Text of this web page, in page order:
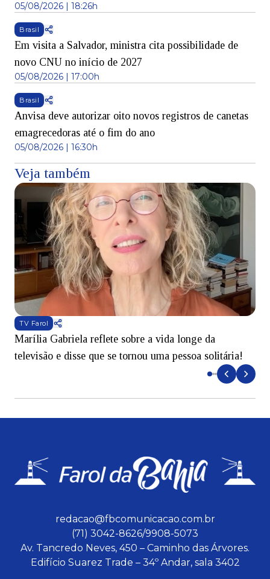
05/08/2026 | 18:26h
Brasil
Em visita a Salvador, ministra cita possibilidade de
novo CNU no início de 2027
05/08/2026 | 17:00h
Brasil
Anvisa deve autorizar oito novos registros de canetas
emagrecedoras até o fim do ano
05/08/2026 | 16:30h
Veja também
TV Farol
Marília Gabriela reflete sobre a vida longe da
televisão e disse que se tornou uma pessoa solitária!
redacao@fbcomunicacao.com.br
(71) 3042-8626/9908-5073
Av. Tancredo Neves, 450 – Caminho das Árvores.
Edifício Suarez Trade – 34º Andar, sala 3402